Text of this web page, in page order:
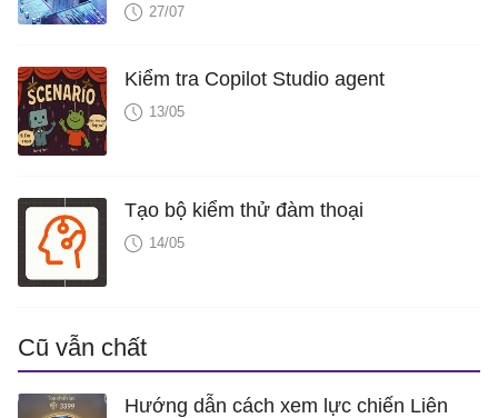
27/07
Kiểm tra Copilot Studio agent
13/05
Tạo bộ kiểm thử đàm thoại
14/05
Cũ vẫn chất
Hướng dẫn cách xem lực chiến Liên